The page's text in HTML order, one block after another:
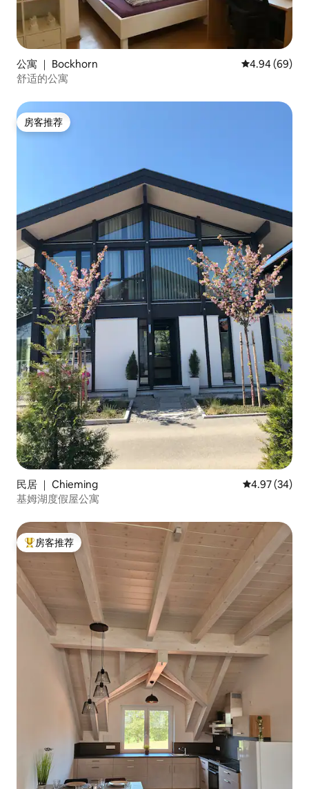
公寓 ｜ Bockhorn 平均评分 4.94
4.94 (69)
舒适的公寓
房客推荐
房客推荐
民居 ｜ Chieming 平均评分
4.97 (34)
基姆湖度假屋公寓
热门「房客推荐」
房客推荐